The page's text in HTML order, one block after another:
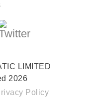
LIMITED
2026
Policy